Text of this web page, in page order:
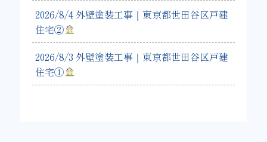
2026/8/4 外壁塗装工事｜東京都世田谷区戸建
住宅②
2026/8/3 外壁塗装工事｜東京都世田谷区戸建
住宅①